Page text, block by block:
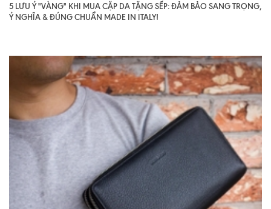
5 LƯU Ý "VÀNG" KHI MUA CẶP DA TẶNG SẾP: ĐẢM BẢO SANG TRỌNG,
Ý NGHĨA & ĐÚNG CHUẨN MADE IN ITALY!